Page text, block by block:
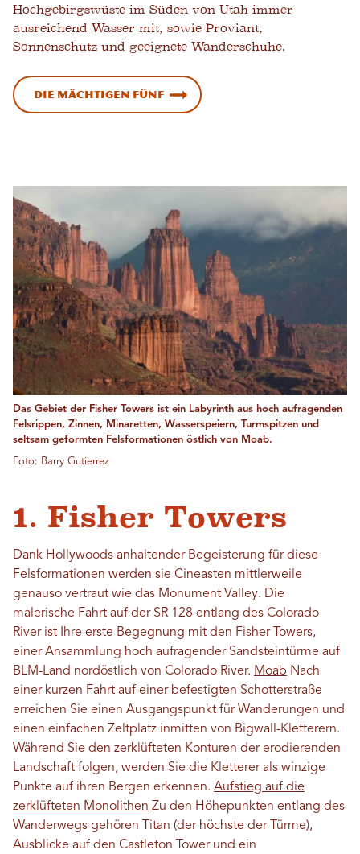
Hochgebirgswüste im Süden von Utah immer
ausreichend Wasser mit, sowie Proviant,
Sonnenschutz und geeignete Wanderschuhe.
Die mächtigen Fünf
Das Gebiet der Fisher Towers ist ein Labyrinth aus hoch aufragenden
Felsrippen, Zinnen, Minaretten, Wasserspeiern, Turmspitzen und
seltsam geformten Felsformationen östlich von Moab.
Foto: Barry Gutierrez
1. Fisher Towers
Dank Hollywoods anhaltender Begeisterung für diese
Felsformationen werden sie Cineasten mittlerweile
genauso vertraut wie das Monument Valley. Die
malerische Fahrt auf der SR 128 entlang des Colorado
River ist Ihre erste Begegnung mit den Fisher Towers,
einer Ansammlung hoch aufragender Sandsteintürme auf
BLM-Land nordöstlich von Colorado River. Moab Nach
einer kurzen Fahrt auf einer befestigten Schotterstraße
erreichen Sie einen Ausgangspunkt für Wanderungen und
einen einfachen Zeltplatz inmitten von Bigwall-Kletterern.
Während Sie den zerklüfteten Konturen der erodierenden
Landschaft folgen, werden Sie die Kletterer als winzige
Punkte auf ihren Bergen erkennen. Aufstieg auf die
zerklüfteten Monolithen Zu den Höhepunkten entlang des
Wanderwegs gehören Titan (der höchste der Türme),
Ausblicke auf den Castleton Tower und ein